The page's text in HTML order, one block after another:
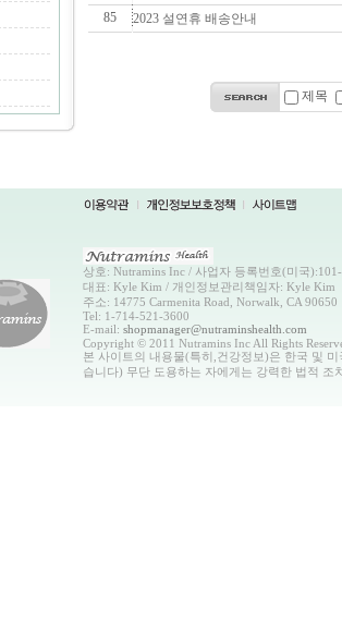
85
2023 설연휴 배송안내
제목
상호: Nutramins Inc / 사업자 등록번호(미국
대표: Kyle Kim / 개인정보관리책임자: Kyle Kim
주소: 14775 Carmenita Road, Norwalk, CA 90650
Tel: 1-714-521-3600
E-mail: shopmanager@nutraminshealth.com
Copyright © 2011 Nutramins Inc All Rights
본 사이트의 내용물(특히,건강정보)은 한국 및
습니다) 무단 도용하는 자에게는 강력한 법적 조